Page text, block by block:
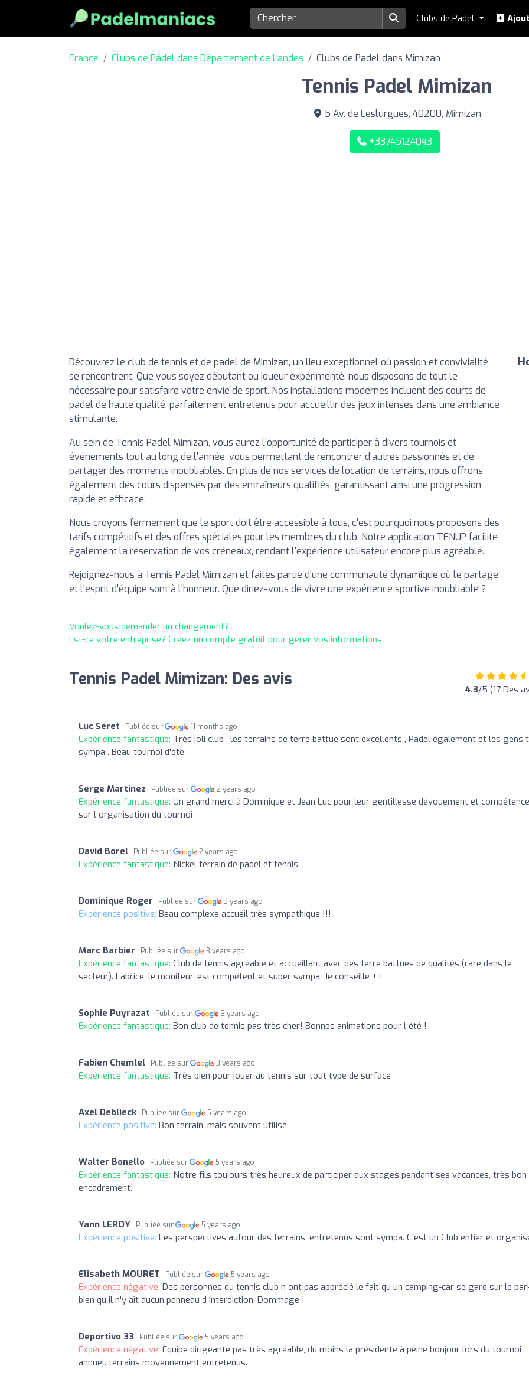
Clubs de Padel
France Clubs de Padel dans Département de Landes Clubs de Padel dans Mimizan
Tennis Padel Mimizan
5 Av. de Leslurgues, 40200, Mimizan
+33745124043
Découvrez le club de tennis et de padel de Mimizan, un lieu exceptionnel où passion et convivialité
se rencontrent. Que vous soyez débutant ou joueur expérimenté, nous disposons de tout le
nécessaire pour satisfaire votre envie de sport. Nos installations modernes incluent des courts de
padel de haute qualité, parfaitement entretenus pour accueillir des jeux intenses dans une ambiance
stimulante.
Au sein de Tennis Padel Mimizan, vous aurez l'opportunité de participer à divers tournois et
événements tout au long de l'année, vous permettant de rencontrer d'autres passionnés et de
partager des moments inoubliables. En plus de nos services de location de terrains, nous offrons
également des cours dispensés par des entraîneurs qualifiés, garantissant ainsi une progression
rapide et efficace.
Nous croyons fermement que le sport doit être accessible à tous, c'est pourquoi nous proposons des
tarifs compétitifs et des offres spéciales pour les membres du club. Notre application TENUP facilite
également la réservation de vos créneaux, rendant l'expérience utilisateur encore plus agréable.
Rejoignez-nous à Tennis Padel Mimizan et faites partie d'une communauté dynamique où le partage
et l'esprit d'équipe sont à l'honneur. Que diriez-vous de vivre une expérience sportive inoubliable ?
Voulez-vous demander un changement?
Est-ce votre entreprise? Créez un compte gratuit pour gérer vos informations
Tennis Padel Mimizan: Des avis 4.3/5 (17 Des
Luc Seret Publiée sur 11 months ago
Expérience fantastique: Très joli club , les terrains de terre battue sont excellents , Padel également et les gens
sympa . Beau tournoi d'été
Serge Martinez Publiée sur 2 years ago
Expérience fantastique: Un grand merci à Dominique et Jean Luc pour leur gentillesse dévouement et
sur l organisation du tournoi
David Borel Publiée sur 2 years ago
Expérience fantastique: Nickel terrain de padel et tennis
Dominique Roger Publiée sur 3 years ago
Expérience positive: Beau complexe accueil très sympathique !!!
Marc Barbier Publiée sur 3 years ago
Expérience fantastique: Club de tennis agréable et accueillant avec des terre battues de qualités (rare dans le
secteur). Fabrice, le moniteur, est compétent et super sympa. Je conseille ++
Sophie Puyrazat Publiée sur 3 years ago
Expérience fantastique: Bon club de tennis pas très cher! Bonnes animations pour l été !
Fabien Chemlel Publiée sur 3 years ago
Expérience fantastique: Très bien pour jouer au tennis sur tout type de surface
Axel Deblieck Publiée sur 5 years ago
Expérience positive: Bon terrain, mais souvent utilisé
Walter Bonello Publiée sur 5 years ago
Expérience fantastique: Notre fils toujours très heureux de participer aux stages pendant ses vacances, très bon
encadrement.
Yann LEROY Publiée sur 5 years ago
Expérience positive: Les perspectives autour des terrains, entretenus sont sympa. C'est un Club entier et
Elisabeth MOURET Publiée sur 5 years ago
Expérience négative: Des personnes du tennis club n ont pas apprécié le fait qu un camping-car se gare sur le
bien qu il n'y aît aucun panneau d interdiction. Dommage !
Deportivo 33 Publiée sur 5 years ago
Expérience négative: Equipe dirigeante pas très agréable, du moins la présidente à peine bonjour lors du tournoi
annuel. terrains moyennement entretenus.